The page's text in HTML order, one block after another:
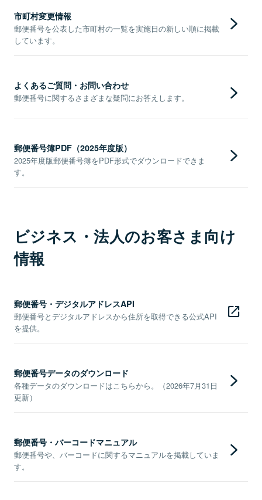
市町村変更情報
郵便番号を公表した市町村の一覧を実施日の新しい順に掲載
しています。
よくあるご質問・お問い合わせ
郵便番号に関するさまざまな疑問にお答えします。
郵便番号簿PDF（2025年度版）
2025年度版郵便番号簿をPDF形式でダウンロードできま
す。
ビジネス・法人のお客さま向け
情報
郵便番号・デジタルアドレスAPI
郵便番号とデジタルアドレスから住所を取得できる公式API
を提供。
郵便番号データのダウンロード
各種データのダウンロードはこちらから。（2026年7月31日
更新）
郵便番号・バーコードマニュアル
郵便番号や、バーコードに関するマニュアルを掲載していま
す。